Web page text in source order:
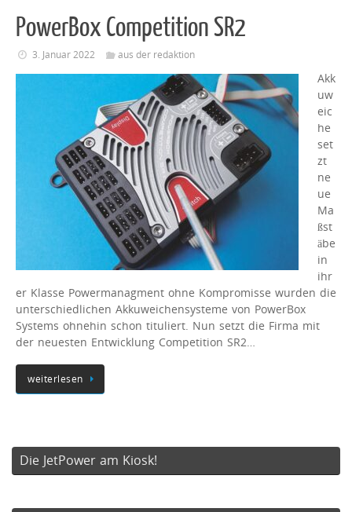
PowerBox Competition SR2
3. Januar 2022 aus der redaktion
Akk
uw
eic
he
set
zt
ne
ue
Ma
ßst
äbe
in
ihr
er Klasse Powermanagment ohne Kompromisse wurden die
unterschiedlichen Akkuweichensysteme von PowerBox
Systems ohnehin schon tituliert. Nun setzt die Firma mit
der neuesten Entwicklung Competition SR2…
weiterlesen
Die JetPower am Kiosk!